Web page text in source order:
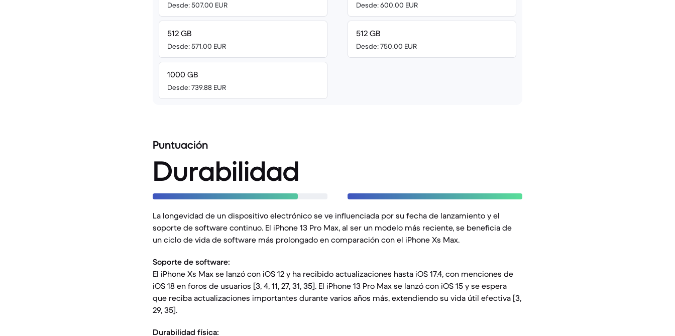
Desde: 507.00 EUR
512 GB
Desde: 571.00 EUR
1000 GB
Desde: 739.88 EUR
Desde: 600.00 EUR
512 GB
Desde: 750.00 EUR
Puntuación
Durabilidad
La longevidad de un dispositivo electrónico se ve influenciada por su fecha de lanzamiento y el
soporte de software continuo. El iPhone 13 Pro Max, al ser un modelo más reciente, se beneficia de
un ciclo de vida de software más prolongado en comparación con el iPhone Xs Max.
Soporte de software:
El iPhone Xs Max se lanzó con iOS 12 y ha recibido actualizaciones hasta iOS 17.4, con menciones de
iOS 18 en foros de usuarios [3, 4, 11, 27, 31, 35]. El iPhone 13 Pro Max se lanzó con iOS 15 y se espera
que reciba actualizaciones importantes durante varios años más, extendiendo su vida útil efectiva [3,
29, 35].
Durabilidad física: